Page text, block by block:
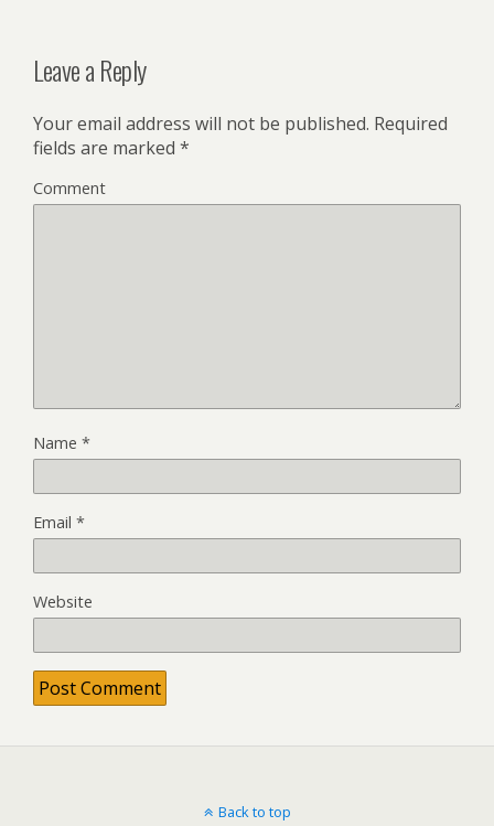
Leave a Reply
Your email address will not be published. Required
fields are marked *
Comment
Name *
Email *
Website
Back to top